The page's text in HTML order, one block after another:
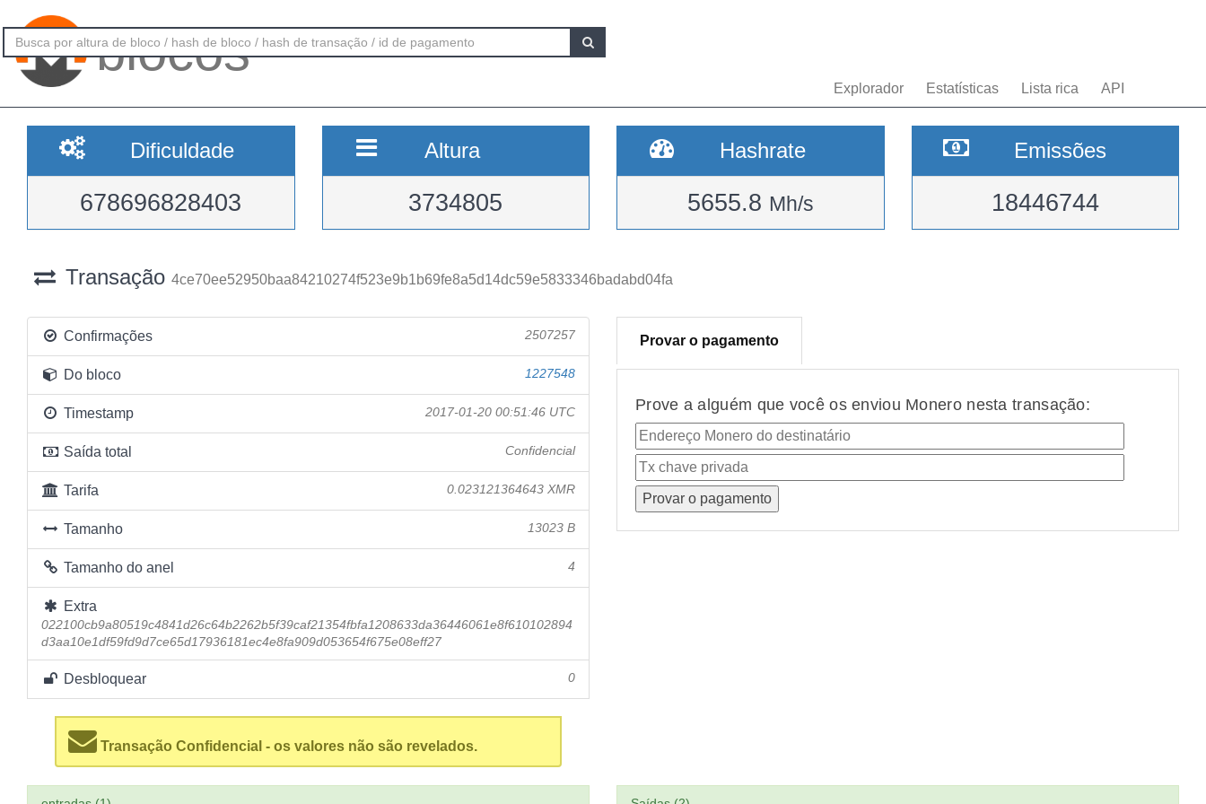
blocos
Explorador Estatísticas Lista rica API
Dificuldade
678696828403
Altura
3734805
Hashrate
5655.8 Mh/s
Emissões
18446744
Transação 4ce70ee52950baa84210274f523e9b1b69fe8a5d14dc59e5833346badabd04fa
Confirmações 2507257
Do bloco 1227548
Timestamp 2017-01-20 00:51:46 UTC
Saída total Confidencial
Tarifa 0.023121364643 XMR
Tamanho 13023 B
Tamanho do anel 4
Extra
022100cb9a80519c4841d26c64b2262b5f39caf21354fbfa1208633da36446061e8f610102894
d3aa10e1df59fd9d7ce65d17936181ec4e8fa909d053654f675e08eff27
Desbloquear 0
Transação Confidencial - os valores não são revelados.
Provar o pagamento
Prove a alguém que você os enviou Monero nesta transação: